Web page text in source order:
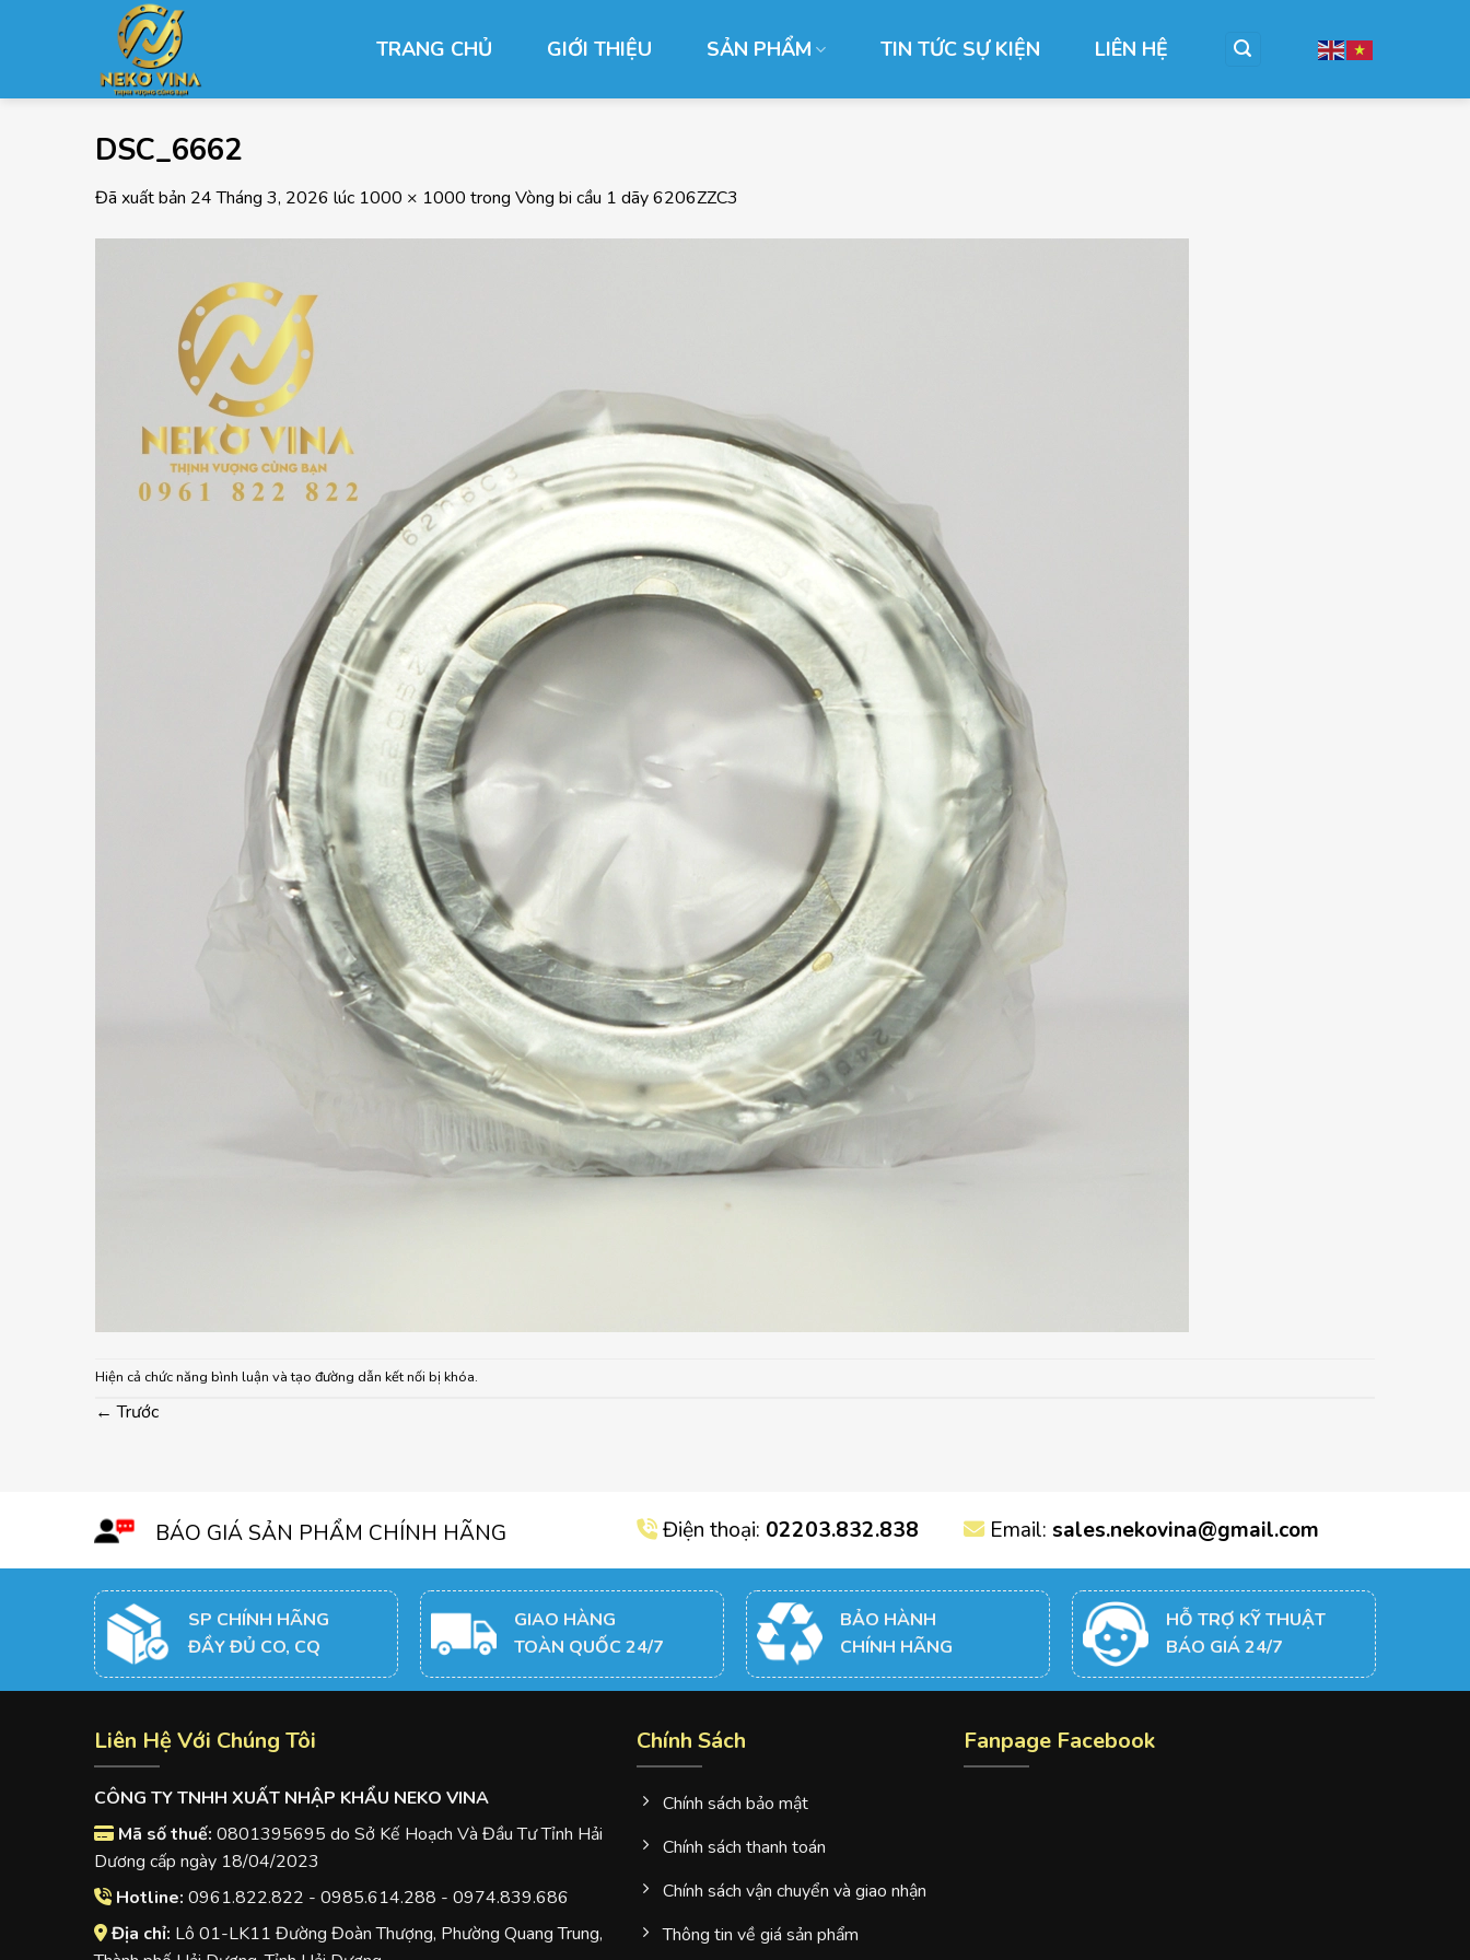
dung
TRANG CHỦ GIỚI THIỆU SẢN PHẨM TIN TỨC SỰ KIỆN LIÊN HỆ
DSC_6662
Đã xuất bản 24 Tháng 3, 2026 lúc 1000 × 1000 trong Vòng bi cầu 1 dãy 6206ZZC3
Hiện cả chức năng bình luận và tạo đường dẫn kết nối bị khóa.
← Trước
BÁO GIÁ SẢN PHẨM CHÍNH HÃNG Điện thoại: 02203.832.838 Email: sales.nekovina@gmail.com
SP CHÍNH HÃNG
ĐẦY ĐỦ CO, CQ
GIAO HÀNG
TOÀN QUỐC 24/7
BẢO HÀNH
CHÍNH HÃNG
HỖ TRỢ KỸ THUẬT
BÁO GIÁ 24/7
Liên Hệ Với Chúng Tôi
CÔNG TY TNHH XUẤT NHẬP KHẨU NEKO VINA
Mã số thuế: 0801395695 do Sở Kế Hoạch Và Đầu Tư Tỉnh Hải
Dương cấp ngày 18/04/2023
Hotline: 0961.822.822 - 0985.614.288 - 0974.839.686
Địa chỉ: Lô 01-LK11 Đường Đoàn Thượng, Phường Quang Trung,
Chính Sách
Chính sách bảo mật
Chính sách thanh toán
Chính sách vận chuyển và giao nhận
Thông tin về giá sản phẩm
Fanpage Facebook